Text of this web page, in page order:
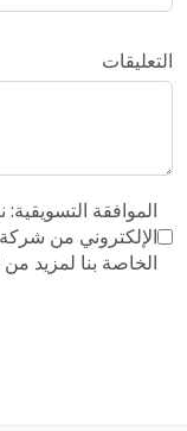
التعليقات
الموافقة
الخاصة بنا لمزيد